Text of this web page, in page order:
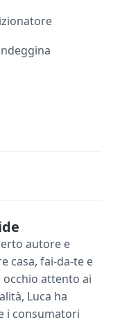
autore e
casa, fai-da-te e
attento ai
Luca ha
i consumatori